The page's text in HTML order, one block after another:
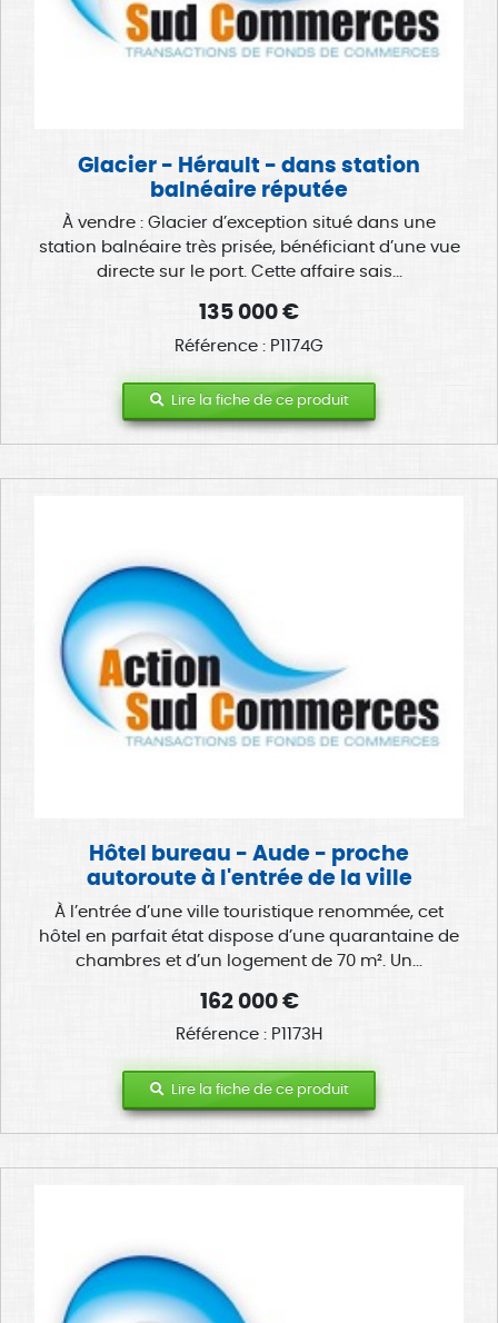
Glacier - Hérault - dans station
balnéaire réputée
À vendre : Glacier d’exception situé dans une
station balnéaire très prisée, bénéficiant d’une vue
directe sur le port. Cette affaire sais...
135 000 €
Référence : P1174G
Lire la fiche de ce produit
Hôtel bureau - Aude - proche
autoroute à l'entrée de la ville
À l’entrée d’une ville touristique renommée, cet
hôtel en parfait état dispose d’une quarantaine de
chambres et d’un logement de 70 m². Un...
162 000 €
Référence : P1173H
Lire la fiche de ce produit